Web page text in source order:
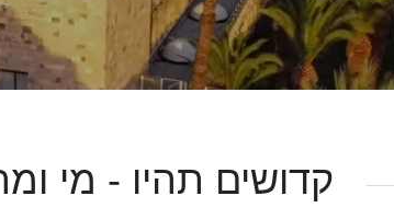
קדושים תהיו - מי